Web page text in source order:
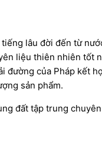
lâu đời đến từ
liệu thiên nhiên tốt
của Pháp kết
sản phẩm.
đất tập trung